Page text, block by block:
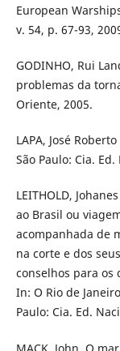
European
v. 54, p. 67-93,
GODINHO, Rui
problemas da
Oriente, 2005.
LAPA, José
São Paulo: Cia.
LEITHOLD,
ao Brasil ou
acompanhada de
na corte e dos
conselhos para os
In: O Rio de
Paulo: Cia. Ed.
MACK, John. O